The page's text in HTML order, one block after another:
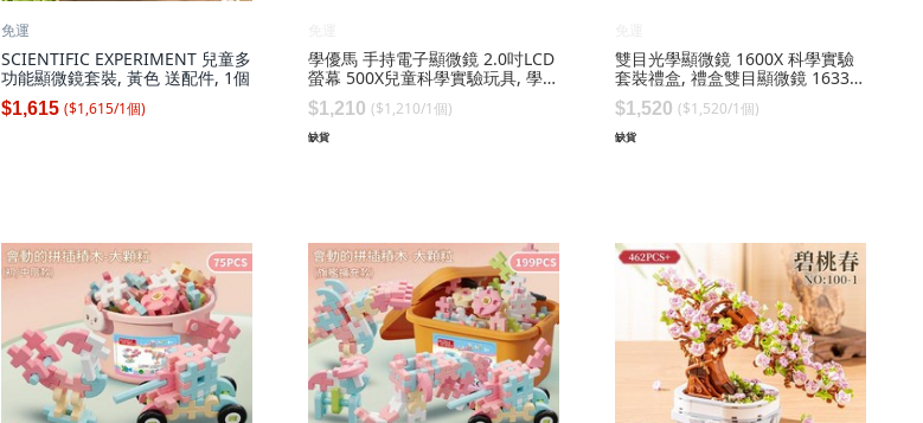
免運
SCIENTIFIC EXPERIMENT 兒童多
功能顯微鏡套裝, 黃色 送配件, 1個
$1,615 ($1,615/1個)
學優馬 手持電子顯微鏡 2.0吋LCD
螢幕 500X兒童科學實驗玩具, 學優
馬手持顯微鏡 一 3171 一 白色, 1
個
$1,210 ($1,210/1個)
缺貨
雙目光學顯微鏡 1600X 科學實驗
套裝禮盒, 禮盒雙目顯微鏡 1633,
1個
$1,520 ($1,520/1個)
缺貨